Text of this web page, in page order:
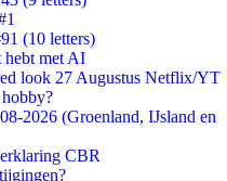
(10 letters)
hebt met AI
look 27 Augustus Netflix/YT
2026 (Groenland, IJsland en
CBR